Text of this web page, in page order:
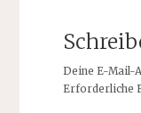
Deine E-Mail-
Erforderliche